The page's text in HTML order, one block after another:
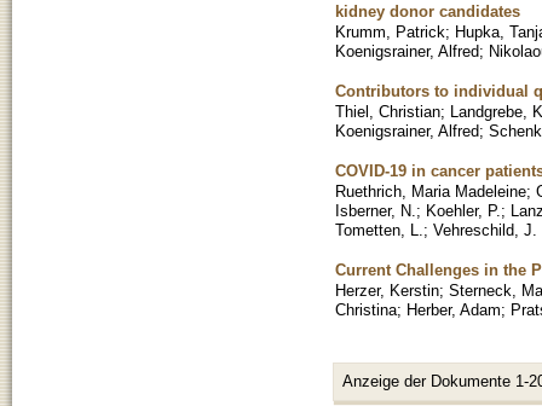
kidney donor candidates
Krumm, Patrick; Hupka,
Koenigsrainer, Alfred;
Contributors to individual
Thiel, Christian; Landgrebe,
Koenigsrainer, Alfred;
COVID-19 in cancer
Ruethrich, Maria Madeleine;
Isberner, N. ; Koehler, P. ;
Tometten, L. ; Vehreschild, J.
Current Challenges in the
Herzer, Kerstin; Sterneck,
Christina; Herber, Adam;
Anzeige der Dokumente 1-